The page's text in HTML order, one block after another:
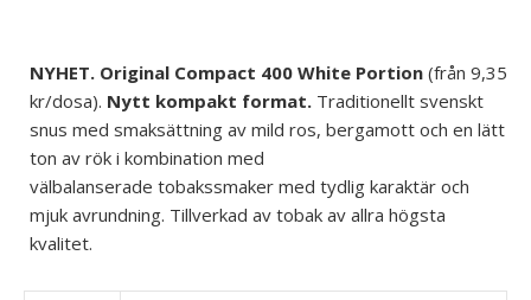
NYHET. Original Compact 400 White Portion (från 9,35
kr/dosa). Nytt kompakt format. Traditionellt svenskt
snus med smaksättning av mild ros, bergamott och en lätt
ton av rök i kombination med
välbalanserade tobakssmaker med tydlig karaktär och
mjuk avrundning. Tillverkad av tobak av allra högsta
kvalitet.